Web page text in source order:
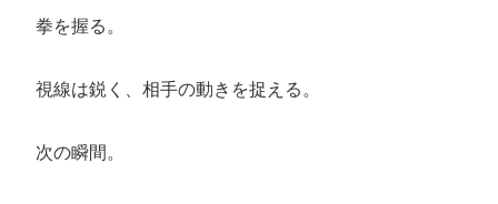
拳を握る。
視線は鋭く、相手の動きを捉える。
次の瞬間。